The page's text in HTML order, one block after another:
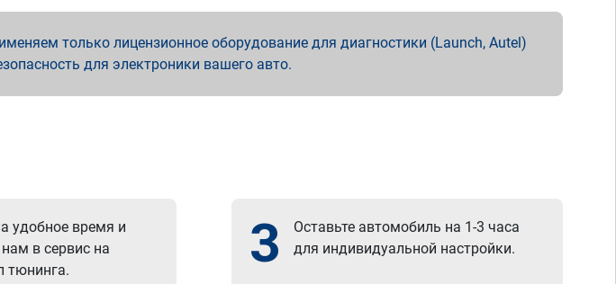
только лицензионное оборудование для диагностики (Launch, Autel)
для электроники вашего авто.
удобное время и
в сервис на
тюнинга.
3
Оставьте автомобиль на 1-3 часа
для индивидуальной настройки.